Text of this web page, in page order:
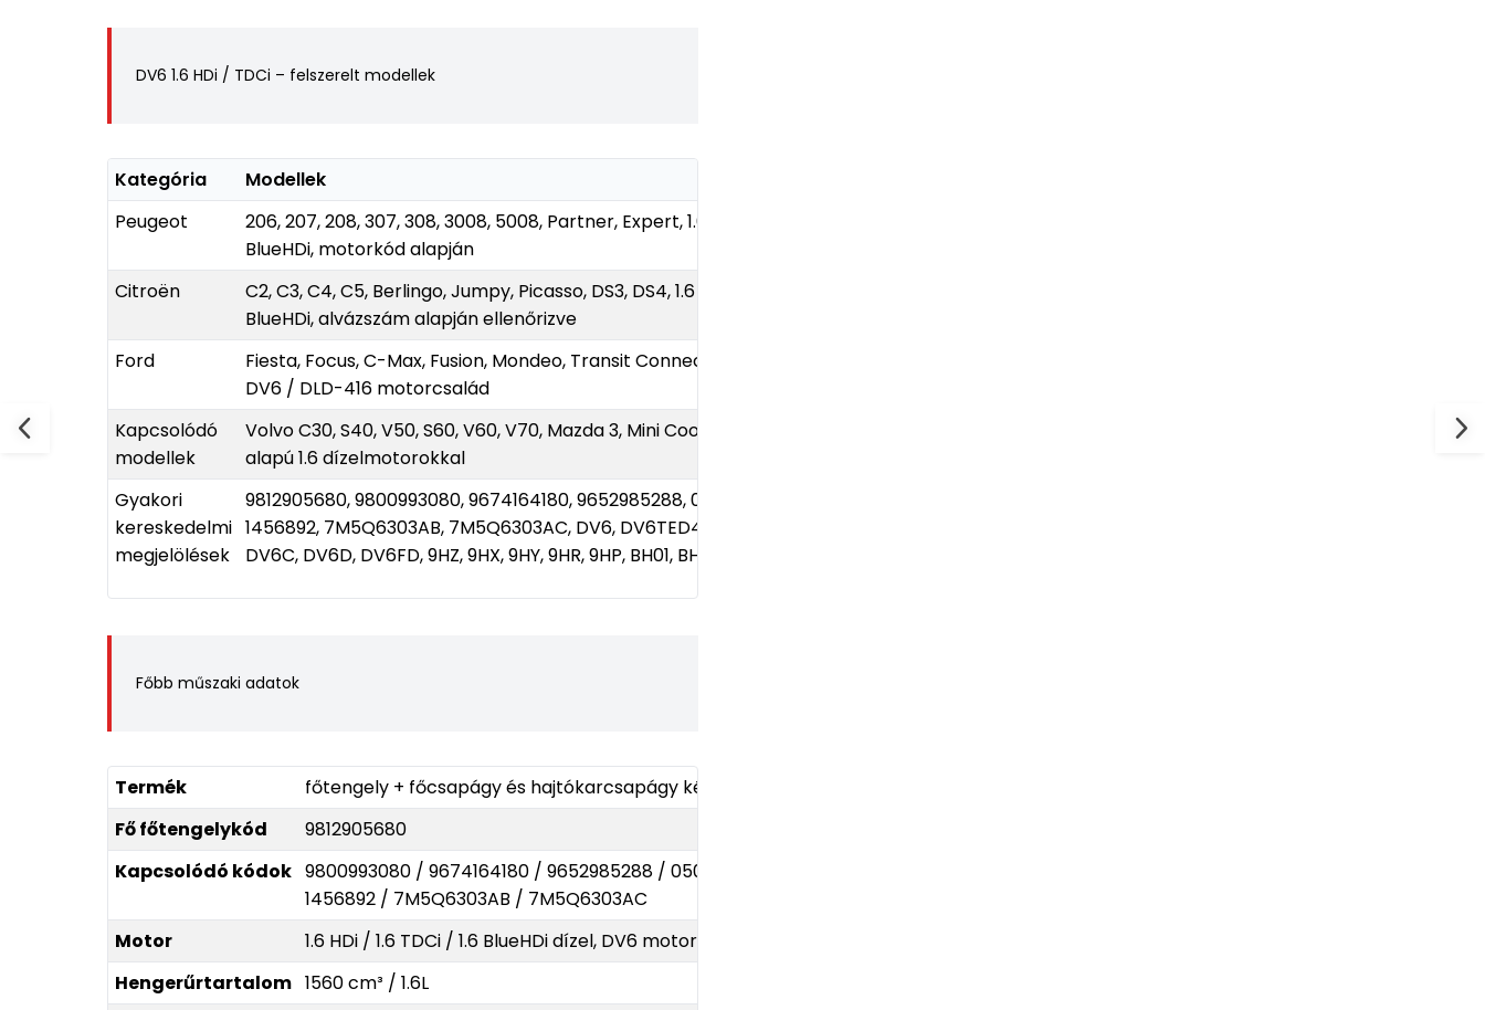
DV6 1.6 HDi / TDCi – felszerelt modellek
Kategória
Modellek
Peugeot
206, 207, 208, 307, 308, 3008, 5008, Partner, Expert, 1.6 HDi /
BlueHDi, motorkód alapján
Citroën
C2, C3, C4, C5, Berlingo, Jumpy, Picasso, DS3, DS4, 1.6 HDi /
BlueHDi, alvázszám alapján ellenőrizve
Ford
Fiesta, Focus, C-Max, Fusion, Mondeo, Transit Connect, 1.6 TDCi,
DV6 / DLD-416 motorcsalád
Kapcsolódó
modellek
Volvo C30, S40, V50, S60, V60, V70, Mazda 3, Mini Cooper D, DV6
alapú 1.6 dízelmotorokkal
Gyakori
kereskedelmi
megjelölések
9812905680, 9800993080, 9674164180, 9652985288, 0501K6,
1456892, 7M5Q6303AB, 7M5Q6303AC, DV6, DV6TED4, DV6ATED4,
DV6C, DV6D, DV6FD, 9HZ, 9HX, 9HY, 9HR, 9HP, BH01, BH02
Főbb műszaki adatok
Termék
főtengely + főcsapágy és hajtókarcsapágy készlet
Fő főtengelykód
9812905680
Kapcsolódó kódok 9800993080 / 9674164180 / 9652985288 / 0501K6 /
1456892 / 7M5Q6303AB / 7M5Q6303AC
Motor
1.6 HDi / 1.6 TDCi / 1.6 BlueHDi dízel, DV6 motorcsalád
Hengerűrtartalom 1560 cm³ / 1.6L